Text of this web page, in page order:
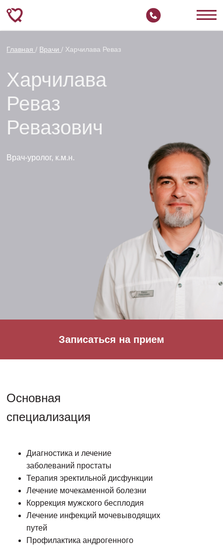
Врач-уролог, к.м.н.
Записаться на прием
Харчилава
Реваз
Ревазович
Главная/ Врачи/ Харчилава Реваз
Основная
специализация
Диагностика и лечение
заболеваний простаты
Терапия эректильной дисфункции
Лечение мочекаменной болезни
Коррекция мужского бесплодия
Лечение инфекций мочевыводящих
путей
Профилактика андрогенного